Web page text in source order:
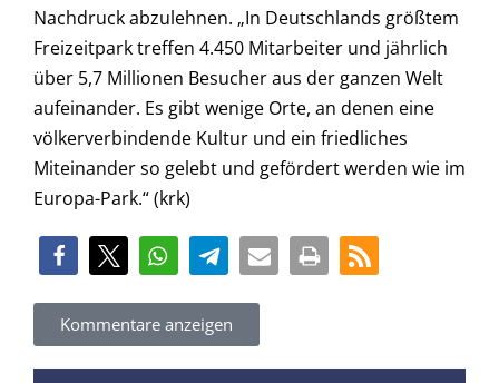
Nachdruck abzulehnen. „In Deutschlands größtem
Freizeitpark treffen 4.450 Mitarbeiter und jährlich
über 5,7 Millionen Besucher aus der ganzen Welt
aufeinander. Es gibt wenige Orte, an denen eine
völkerverbindende Kultur und ein friedliches
Miteinander so gelebt und gefördert werden wie im
Europa-Park.“ (krk)
Kommentare anzeigen